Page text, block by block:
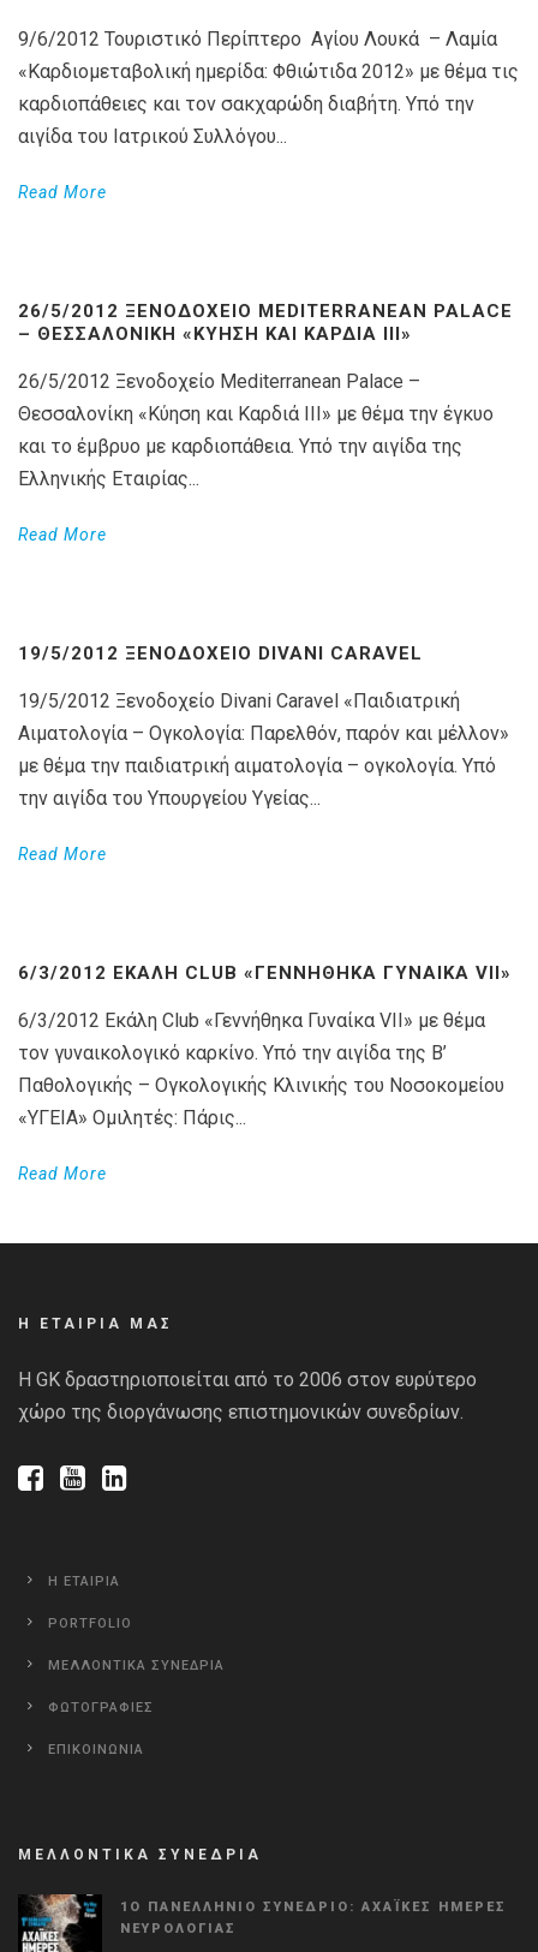
9/6/2012 Τουριστικό Περίπτερο Αγίου Λουκά – Λαμία
«Καρδιομεταβολική ημερίδα: Φθιώτιδα 2012» με θέμα τις
καρδιοπάθειες και τον σακχαρώδη διαβήτη. Υπό την
αιγίδα του Ιατρικού Συλλόγου...
Read More
26/5/2012 ΞΕΝΟΔΟΧΕΊΟ MEDITERRANEAN PALACE
– ΘΕΣΣΑΛΟΝΊΚΗ «ΚΎΗΣΗ ΚΑΙ ΚΑΡΔΙΆ III»
26/5/2012 Ξενοδοχείο Mediterranean Palace –
Θεσσαλονίκη «Κύηση και Καρδιά III» με θέμα την έγκυο
και το έμβρυο με καρδιοπάθεια. Υπό την αιγίδα της
Ελληνικής Εταιρίας...
Read More
19/5/2012 ΞΕΝΟΔΟΧΕΊΟ DIVANI CARAVEL
19/5/2012 Ξενοδοχείο Divani Caravel «Παιδιατρική
Αιματολογία – Ογκολογία: Παρελθόν, παρόν και μέλλον»
με θέμα την παιδιατρική αιματολογία – ογκολογία. Υπό
την αιγίδα του Υπουργείου Υγείας...
Read More
6/3/2012 ΕΚΆΛΗ CLUB «ΓΕΝΝΉΘΗΚΑ ΓΥΝΑΊΚΑ VII»
6/3/2012 Εκάλη Club «Γεννήθηκα Γυναίκα VII» με θέμα
τον γυναικολογικό καρκίνο. Υπό την αιγίδα της Β’
Παθολογικής – Ογκολογικής Κλινικής του Νοσοκομείου
«ΥΓΕΙΑ» Ομιλητές: Πάρις...
Read More
Η ΕΤΑΙΡΙΑ ΜΑΣ
Η GK δραστηριοποιείται από το 2006 στον ευρύτερο
χώρο της διοργάνωσης επιστημονικών συνεδρίων.
Η ΕΤΑΙΡΙΑ
PORTFOLIO
ΜΕΛΛΟΝΤΙΚΑ ΣΥΝΕΔΡΙΑ
ΦΩΤΟΓΡΑΦΙΕΣ
ΕΠΙΚΟΙΝΩΝΙΑ
ΜΕΛΛΟΝΤΙΚΑ ΣΥΝΕΔΡΙΑ
1Ο ΠΑΝΕΛΛΉΝΙΟ ΣΥΝΈΔΡΙΟ: ΑΧΑΪΚΈΣ ΗΜΈΡΕΣ
ΝΕΥΡΟΛΟΓΊΑΣ